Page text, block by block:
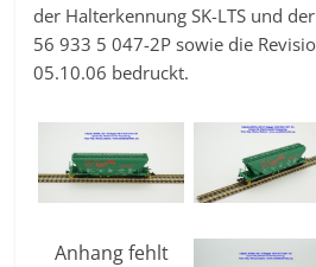
der Halterkennung SK-LTS und
56 933 5 047-2P sowie die
05.10.06 bedruckt.
Anhang fehlt